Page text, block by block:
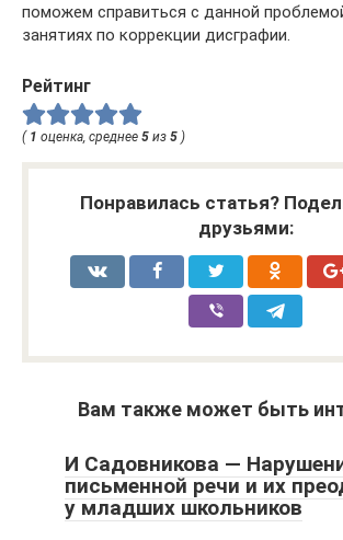
поможем справиться с данной
занятиях по коррекции дисграфии.
Рейтинг
( 1 оценка, среднее 5 из 5 )
Понравилась статья?
друзьями:
Вам также может быть
И Садовникова —
письменной речи и их
у младших школьников